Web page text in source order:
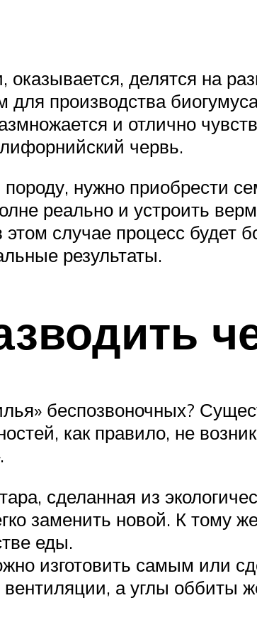
оказывается, делятся на
производства
и отлично
червь.
нужно приобрести
реально и устроить
случае процесс будет
результаты.
беспозвоночных?
как правило, не
сделанная из
заменить новой. К тому
еды.
изготовить самым или
а углы оббиты